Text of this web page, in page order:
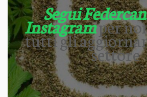
Segui
Instagramper
tutti gli
settore